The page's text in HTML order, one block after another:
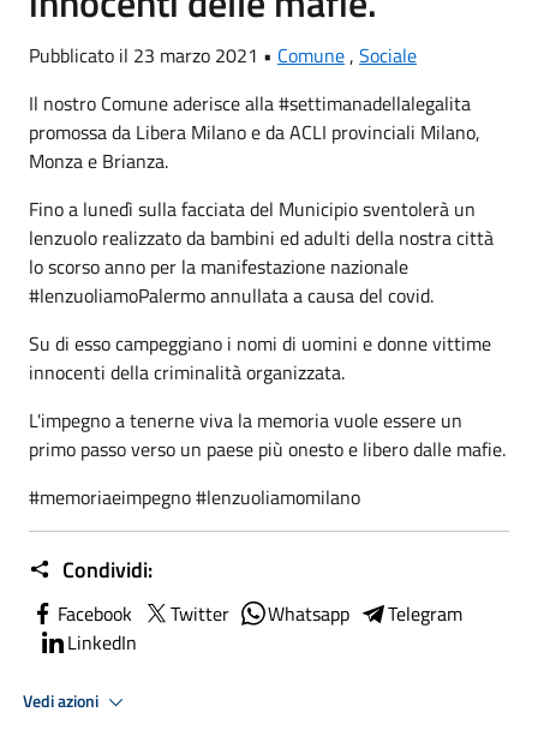
Pubblicato il 23 marzo 2021 • Comune, Sociale
Il nostro Comune aderisce alla #settimanadellalegalita
promossa da Libera Milano e da ACLI provinciali Milano,
Monza e Brianza.
Fino a lunedì sulla facciata del Municipio sventolerà un
lenzuolo realizzato da bambini ed adulti della nostra città
lo scorso anno per la manifestazione nazionale
#lenzuoliamoPalermo annullata a causa del covid.
Su di esso campeggiano i nomi di uomini e donne vittime
innocenti della criminalità organizzata.
L'impegno a tenerne viva la memoria vuole essere un
primo passo verso un paese più onesto e libero dalle mafie.
#memoriaeimpegno #lenzuoliamomilano
Condividi:
Facebook Twitter Whatsapp
Telegram
LinkedIn
Vedi azioni